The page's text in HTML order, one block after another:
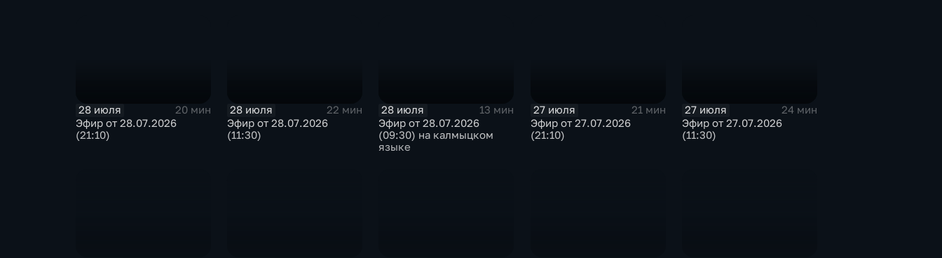
28 июля
20 мин
Эфир от 28.07.2026
(21:10)
28 июля
22 мин
Эфир от 28.07.2026
(11:30)
28 июля
13 мин
Эфир от 28.07.2026
(09:30) на калмыцком
языке
27 июля
21 мин
Эфир от 27.07.2026
(21:10)
27 июля
24 мин
Эфир от 27.07.2026
(11:30)